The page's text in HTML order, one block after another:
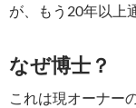
が、もう20年以上
なぜ博士？
これは現オーナー